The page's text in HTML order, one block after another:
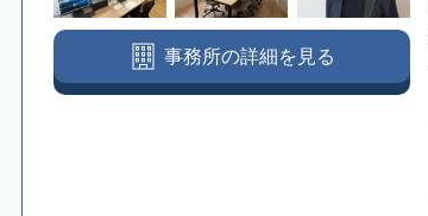
事務所の詳細を見る